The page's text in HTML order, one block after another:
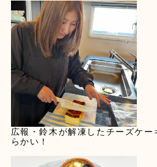
広報・鈴木が解凍したチーズケ
らかい！